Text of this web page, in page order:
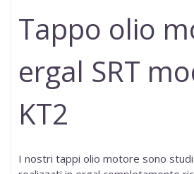
Tappo olio
ergal SRT
KT2
I nostri tappi olio motore sono